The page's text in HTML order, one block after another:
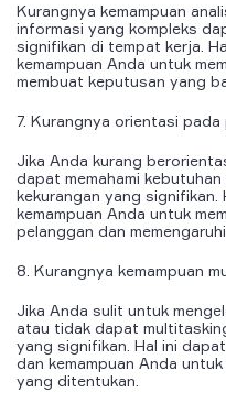
Kurangnya kemampuan
informasi yang kompleks
signifikan di tempat kerja.
kemampuan Anda untuk
membuat keputusan yang
7. Kurangnya orientasi pada
Jika Anda kurang
dapat memahami
kekurangan yang signifikan.
kemampuan Anda untuk
pelanggan dan
8. Kurangnya kemampuan
Jika Anda sulit untuk
atau tidak dapat
yang signifikan. Hal ini
dan kemampuan Anda
yang ditentukan.